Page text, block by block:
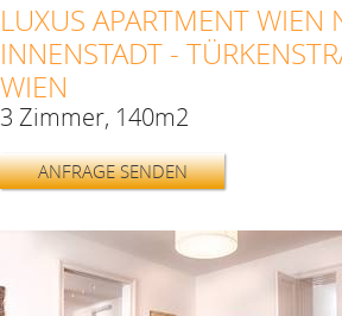
LUXUS APARTMENT WIEN
INNENSTADT -
IEN
3 Zimmer, 140m2
ANFRAGE SENDEN